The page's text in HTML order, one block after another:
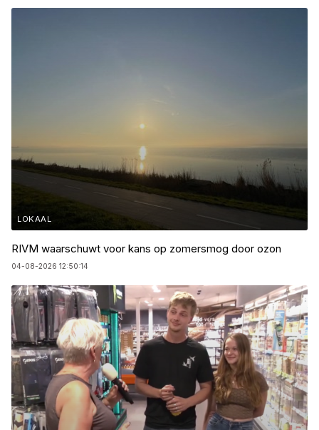
LOKAAL
RIVM waarschuwt voor kans op zomersmog door ozon
04-08-2026 12:50:14